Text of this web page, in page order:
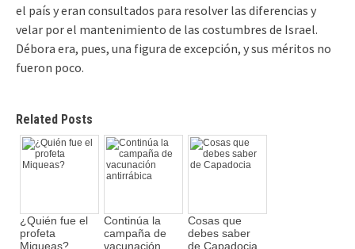
el país y eran consultados para resolver las diferencias y
velar por el mantenimiento de las costumbres de Israel.
Débora era, pues, una figura de excepción, y sus méritos no
fueron poco.
Related Posts
¿Quién fue el
profeta
Miqueas?
Continúa la
campaña de
vacunación
Cosas que
debes saber
de Capadocia